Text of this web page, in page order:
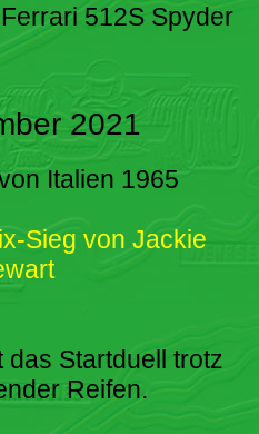
512S Spyder
2021
Italien 1965
Sieg von Jackie
Startduell trotz
Reifen.